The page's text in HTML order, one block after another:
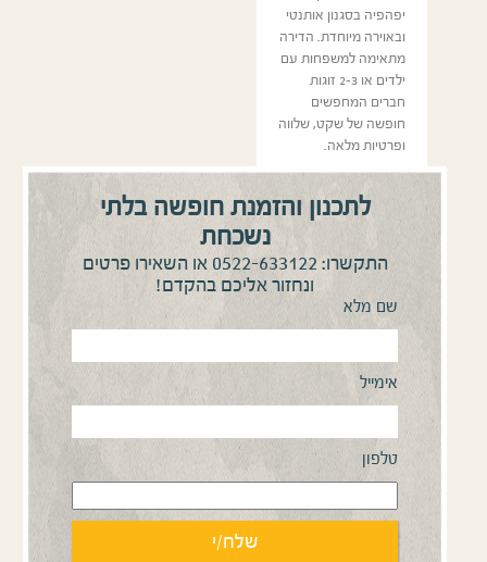
יפהפיה בסגנון אותנטי
ובאוירה מיוחדת. הדירה
מתאימה למשפחות עם
ילדים או 2-3 זוגות
חברים המחפשים
חופשה של שקט, שלווה
ופרטיות מלאה.
כותב המאמר:
GBtoptravels
לתכנון והזמנת חופשה בלתי
נשכחת
התקשרו: 0522-633122 או השאירו פרטים
ונחזור אליכם בהקדם!
שם מלא
אימייל
טלפון